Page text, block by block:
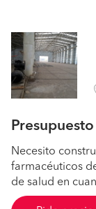
Necesito
farmacéuticos
de salud en